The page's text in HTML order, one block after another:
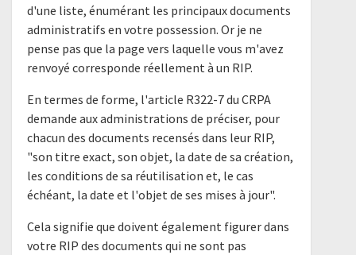
d'une liste, énumérant les principaux documents
administratifs en votre possession. Or je ne
pense pas que la page vers laquelle vous m'avez
renvoyé corresponde réellement à un RIP.
En termes de forme, l'article R322-7 du CRPA
demande aux administrations de préciser, pour
chacun des documents recensés dans leur RIP,
"son titre exact, son objet, la date de sa création,
les conditions de sa réutilisation et, le cas
échéant, la date et l'objet de ses mises à jour".
Cela signifie que doivent également figurer dans
votre RIP des documents qui ne sont pas